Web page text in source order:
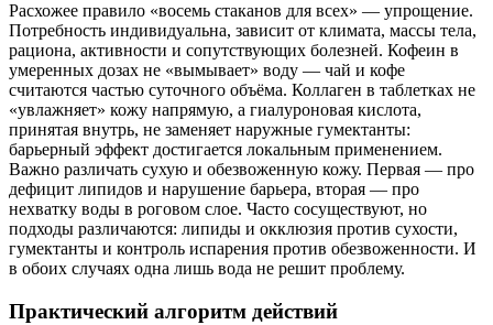
Расхожее правило «восемь стаканов для всех» — упрощение.
Потребность индивидуальна, зависит от климата, массы тела,
рациона, активности и сопутствующих болезней. Кофеин в
умеренных дозах не «вымывает» воду — чай и кофе
считаются частью суточного объёма. Коллаген в таблетках не
«увлажняет» кожу напрямую, а гиалуроновая кислота,
принятая внутрь, не заменяет наружные гумектанты:
барьерный эффект достигается локальным применением.
Важно различать сухую и обезвоженную кожу. Первая — про
дефицит липидов и нарушение барьера, вторая — про
нехватку воды в роговом слое. Часто сосуществуют, но
подходы различаются: липиды и окклюзия против сухости,
гумектанты и контроль испарения против обезвоженности. И
в обоих случаях одна лишь вода не решит проблему.
Практический алгоритм действий